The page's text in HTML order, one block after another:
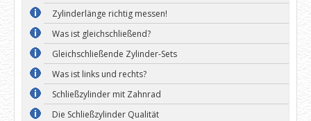
Zylinderlänge richtig messen!
Was ist gleichschließend?
Gleichschließende Zylinder-Sets
Was ist links und rechts?
Schließzylinder mit Zahnrad
Die Schließzylinder Qualität